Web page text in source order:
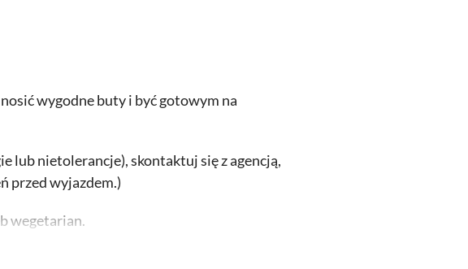
wygodne buty i być gotowym na
lub nietolerancje), skontaktuj się z agencją,
przed wyjazdem.)
wegetarian.
z tą różnicą, że targ zamyka się o